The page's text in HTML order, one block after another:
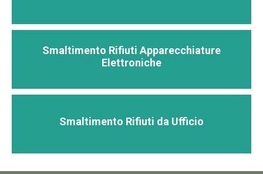
Smaltimento Rifiuti Apparecchiature
Elettroniche
Smaltimento Rifiuti da Ufficio